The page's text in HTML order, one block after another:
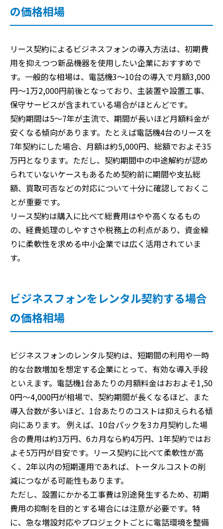
の価格相場
リース契約によるビジネスフォンの導入方法は、初期費
用を抑えつつ新品機器を使用したい企業におすすめで
す。一般的な相場は、電話機3〜10台の導入で月額3,000
円〜1万2,000円前後となっており、主装置や設置工事、
保守サービスが含まれている場合がほとんどです。
契約期間は5〜7年が主流で、期間が長いほど月額料金が
安くなる傾向があります。たとえば電話機4台のリースを
7年契約にした場合、月額は約5,000円、総額でおよそ35
万円となります。ただし、契約期間中の中途解約が認め
られていないケースもあるため契約前に期間や支払総
額、買取可否などの対応について十分に確認しておくこ
とが重要です。
リース契約は購入に比べて総費用はやや高くなるもの
の、経費処理のしやすさや税務上の利点があり、資金繰
りに柔軟性を求める中小企業では広く活用されていま
す。
ビジネスフォンをレンタル契約する場合
の価格相場
ビジネスフォンのレンタル契約は、短期間の利用や一時
的な台数増加を想定する企業にとって、有効な導入手段
といえます。電話機1台あたりの月額料金はおおよそ1,50
0円〜4,000円が相場で、契約期間が長くなるほど、また
導入台数が多いほど、1台あたりのコストは抑えられる傾
向にあります。 例えば、10台パックを3カ月契約した場
合の費用は約3万円、6カ月なら約4万円、1年契約ではお
よそ5万円が目安です。リース契約に比べて柔軟性が高
く、2年以内の短期運用であれば、トータルコストの削
減につながる可能性もあります。
ただし、設置にかかる工事費は別途発生するため、初期
費用の抑制を目的とする場合には注意が必要です。特
に、急な増設対応やプロジェクトごとに電話環境を整備